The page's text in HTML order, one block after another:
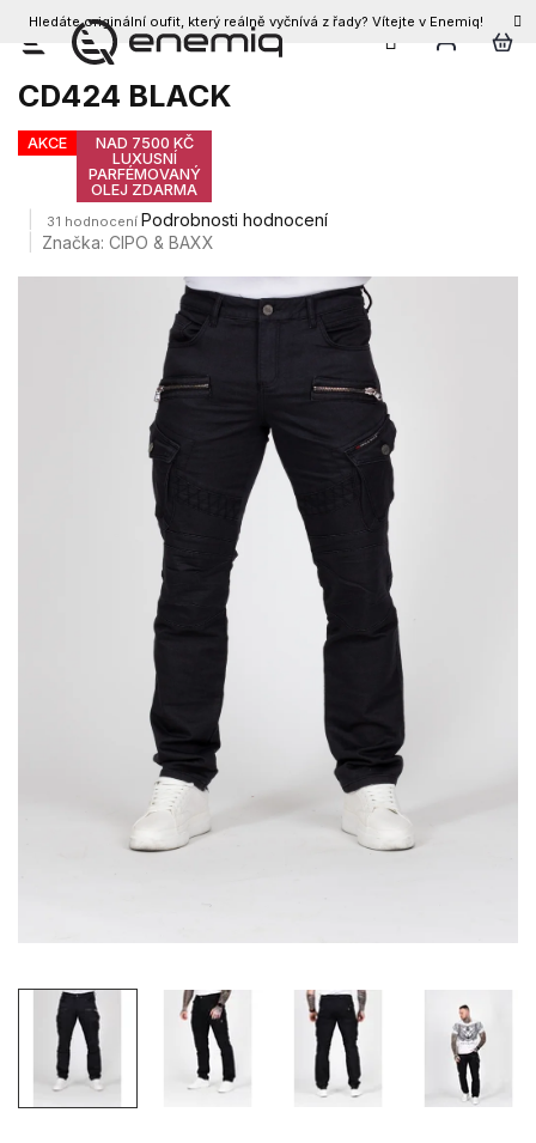
Přejít
obsah
Hledáte originální oufit, který reálně vyčnívá z řady? Vítejte v Enemiq!
CZK
Pánské džíny CIPO & BAXX
CD424 BLACK
AKCE
NAD 7500 KČ
LUXUSNÍ
PARFÉMOVANÝ
OLEJ ZDARMA
Průměrné
hodnocení
31 hodnocení Podrobnosti hodnocení
Značka:CIPO & BAXX